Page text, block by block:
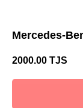
Mercedes-
2000.00 TJS